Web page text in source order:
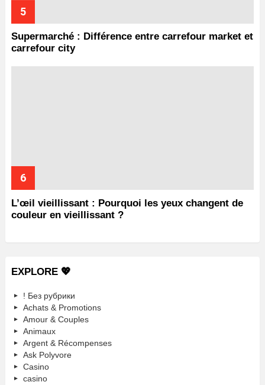
Supermarché : Différence entre carrefour market et
carrefour city
L’œil vieillissant : Pourquoi les yeux changent de
couleur en vieillissant ?
EXPLORE 💖
! Без рубрики
Achats & Promotions
Amour & Couples
Animaux
Argent & Récompenses
Ask Polyvore
Casino
casino